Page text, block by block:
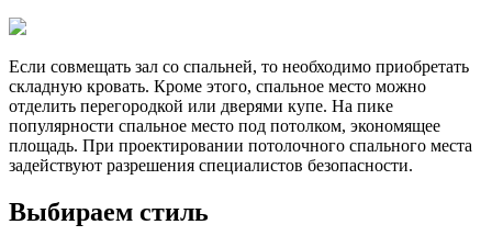
Если совмещать зал со спальней, то необходимо приобретать
складную кровать. Кроме этого, спальное место можно
отделить перегородкой или дверями купе. На пике
популярности спальное место под потолком, экономящее
площадь. При проектировании потолочного спального места
задействуют разрешения специалистов безопасности.
Выбираем стиль